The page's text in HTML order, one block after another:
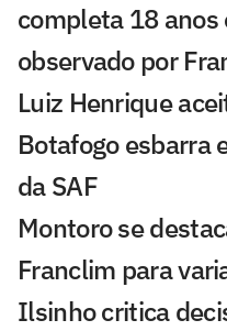
completa 18 anos
observado por
Luiz Henrique
Botafogo esbarra
da SAF
Montoro se
Franclim para
Ilsinho critica